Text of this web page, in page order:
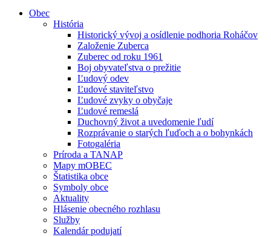
Obec
História
Historický vývoj a osídlenie podhoria Roháčov
Založenie Zuberca
Zuberec od roku 1961
Boj obyvateľstva o prežitie
Ľudový odev
Ľudové staviteľstvo
Ľudové zvyky o obyčaje
Ľudové remeslá
Duchovný život a uvedomenie ľudí
Rozprávanie o starých ľuďoch a o bohynkách
Fotogaléria
Príroda a TANAP
Mapy mOBEC
Štatistika obce
Symboly obce
Aktuality
Hlásenie obecného rozhlasu
Služby
Kalendár podujatí